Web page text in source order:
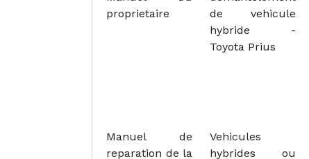
proprietaire
de vehicule
hybride -
Toyota Prius
Manuel de
reparation de la
Vehicules
hybrides ou